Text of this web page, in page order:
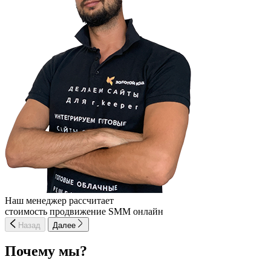
Наш менеджер рассчитает
стоимость продвижение SMM онлайн
Назад Далее
Почему мы?